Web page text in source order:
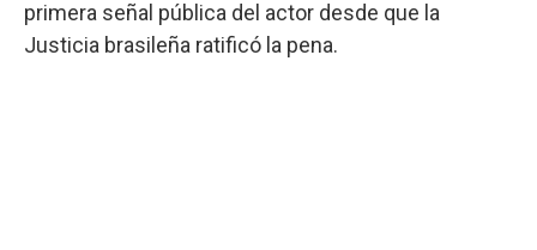
primera señal pública del actor desde que la
Justicia brasileña ratificó la pena.